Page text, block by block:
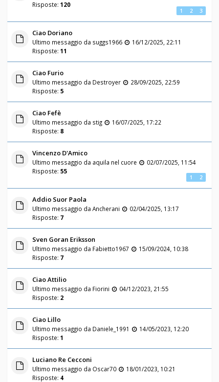
Risposte: 120
1 2 3
Ciao Doriano
Ultimo messaggio da suggs1966
16/12/2025, 22:11
Risposte: 11
Ciao Furio
Ultimo messaggio da Destroyer
28/09/2025, 22:59
Risposte: 5
Ciao Fefè
Ultimo messaggio da stig
16/07/2025, 17:22
Risposte: 8
Vincenzo D'Amico
Ultimo messaggio da aquila nel cuore
02/07/2025, 11:54
Risposte: 55
1 2
Addio Suor Paola
Ultimo messaggio da Ancherani
02/04/2025, 13:17
Risposte: 7
Sven Goran Eriksson
Ultimo messaggio da Fabietto1967
15/09/2024, 10:38
Risposte: 7
Ciao Attilio
Ultimo messaggio da Fiorini
04/12/2023, 21:55
Risposte: 2
Ciao Lillo
Ultimo messaggio da Daniele_1991
14/05/2023, 12:20
Risposte: 1
Luciano Re Cecconi
Ultimo messaggio da Oscar70
18/01/2023, 10:21
Risposte: 4